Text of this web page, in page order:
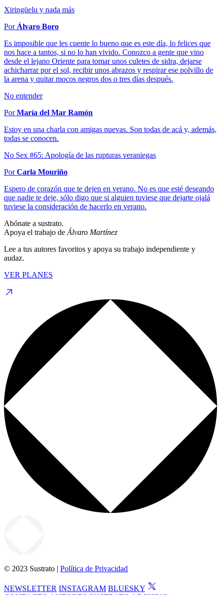
Xiringüelu y nada más
Por Álvaro Boro
Es imposible que les cuente lo bueno que es este día, lo felices que
nos hace a tantos, si no lo han vivido. Conozco a gente que vino
desde el lejano Oriente para tomar unos culetes de sidra, dejarse
achicharrar por el sol, recibir unos abrazos y respirar ese polvillo de
la arena y quitar mocos negros dos o tres días después.
No entender
PorMaría del Mar Ramón
Estoy en una charla con amigas nuevas. Son todas de acá y, además,
todas se conocen.
No Sex #65: Apología de las rupturas veraniegas
PorCarla Mouriño
Espero de corazón que te dejen en verano. No es que esté deseando
que nadie te deje, sólo digo que si alguien tuviese que dejarte ojalá
tuviese la consideración de hacerlo en verano.
Abónate a sustrato.
Apoya el trabajo de Álvaro Martínez
Lee a tus autores favoritos y apoya su trabajo independiente y
audaz.
VER PLANES
© 2023 Sustrato | Política de Privacidad
NEWSLETTER INSTAGRAM BLUESKY